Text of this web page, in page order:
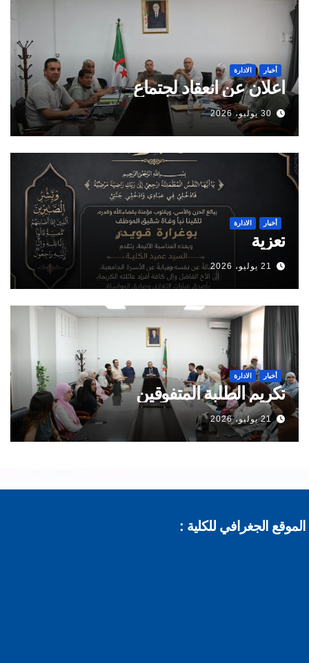
أخبار الادارة
اعلان عن انعقاد لجتماع
30 يوليو، 2026
أخبار الادارة
تعزية
21 يوليو، 2026
أخبار الادارة
تكريم الطلبة المتفوقين
21 يوليو، 2026
الجغرافي للكلية :